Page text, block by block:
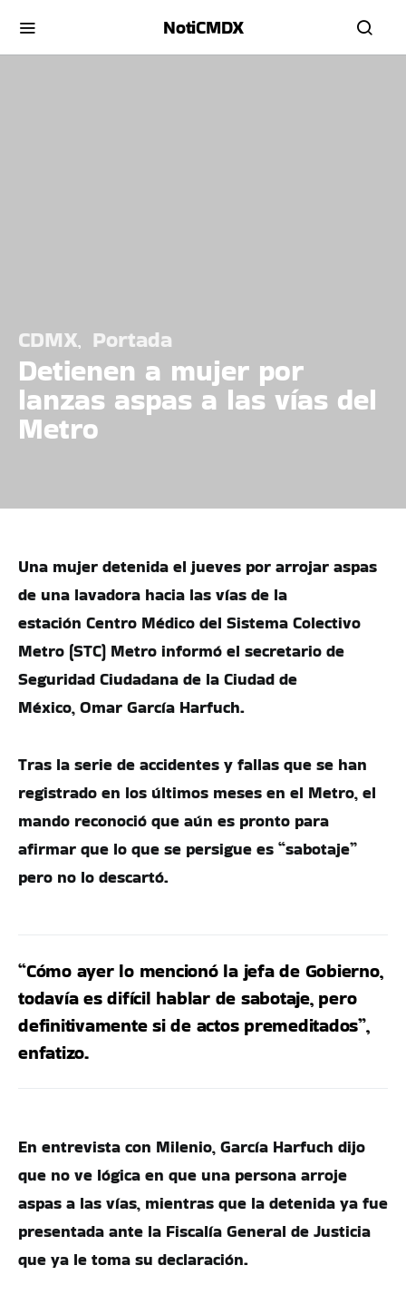
NotiCMDX
CDMX Portada
Detienen a mujer por
lanzas aspas a las vías del
Metro
Una mujer detenida el jueves por arrojar aspas
de una lavadora hacia las vías de la
estación Centro Médico del Sistema Colectivo
Metro (STC) Metro informó el secretario de
Seguridad Ciudadana de la Ciudad de
México, Omar García Harfuch.
Tras la serie de accidentes y fallas que se han
registrado en los últimos meses en el Metro, el
mando reconoció que aún es pronto para
afirmar que lo que se persigue es “sabotaje”
pero no lo descartó.
“Cómo ayer lo mencionó la jefa de Gobierno,
todavía es difícil hablar de sabotaje, pero
definitivamente si de actos premeditados”,
enfatizo.
En entrevista con Milenio, García Harfuch dijo
que no ve lógica en que una persona arroje
aspas a las vías, mientras que la detenida ya fue
presentada ante la Fiscalía General de Justicia
que ya le toma su declaración.